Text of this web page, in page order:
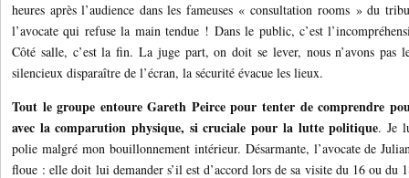
heures après l’audience dans les fameuses « consultation rooms » du
l’avocate qui refuse la main tendue ! Dans le public, c’est
Côté salle, c’est la fin. La juge part, on doit se lever, nous n’avons pas
silencieux disparaître de l’écran, la sécurité évacue les lieux.
Tout le groupe entoure Gareth Peirce pour tenter de comprendre
avec la comparution physique, si cruciale pour la lutte politique. Je
polie malgré mon bouillonnement intérieur. Désarmante, l’avocate de
floue : elle doit lui demander s’il est d’accord lors de sa visite du 16 ou du